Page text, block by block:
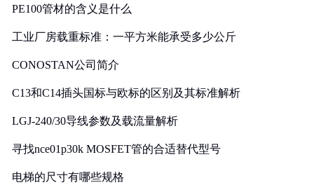
PE100管材的含义是什么
工业厂房载重标准：一平方米能承受多少公斤
CONOSTAN公司简介
C13和C14插头国标与欧标的区别及其标准解析
LGJ-240/30导线参数及载流量解析
寻找nce01p30k MOSFET管的合适替代型号
电梯的尺寸有哪些规格